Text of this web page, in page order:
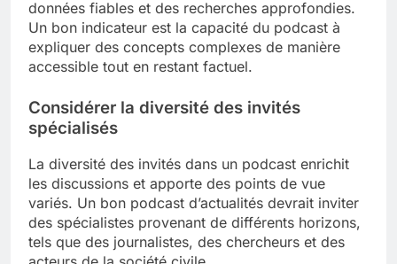
données fiables et des recherches approfondies.
Un bon indicateur est la capacité du podcast à
expliquer des concepts complexes de manière
accessible tout en restant factuel.
Considérer la diversité des invités
spécialisés
La diversité des invités dans un podcast enrichit
les discussions et apporte des points de vue
variés. Un bon podcast d’actualités devrait inviter
des spécialistes provenant de différents horizons,
tels que des journalistes, des chercheurs et des